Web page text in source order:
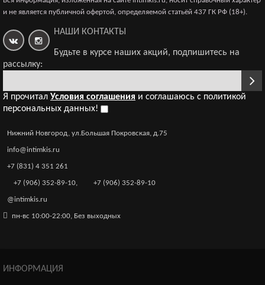
для чулок и трусики кружевные, красные (46-4
1 900р.
Комплект Erolanta Lingerie Collection: пояс для чулок и
2 100р.
и не является публичной офертой, определяемой статьёй 437 ГК РФ (18+).
НАШИ КОНТАКТЫ
Будьте в курсе наших акций, подпишитесь на
рассылку:
Я прочитал Условия соглашения и соглашаюсь с политикой
персональных данных!
Нижний Новгород, ул.Большая Покровская, д.75
info@intimkis.ru
+7 (831) 4 351 261
+7 (906) 352-89-10, +7 (906) 352-89-10
@intimkis.ru
пн-вс 10:00-22:00, Без выходных
ИНФОРМАЦИЯ